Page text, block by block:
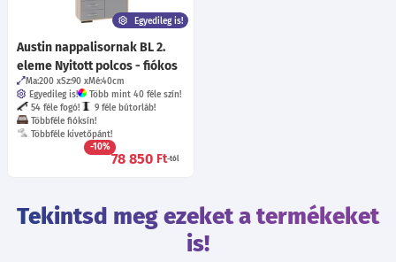
Egyedileg is!
Austin nappalisornak BL 2.
eleme Nyitott polcos - fiókos
Ma:200 Sz:90 Mé:40cm
Egyedileg is!
Több mint 40 féle szín!
54 féle fogó!
9 féle bútorláb!
Többféle fióksín!
Többféle kivetőpánt!
-10%
78 850 Ft-tól
Tekintsd meg ezeket a termékeket
is!